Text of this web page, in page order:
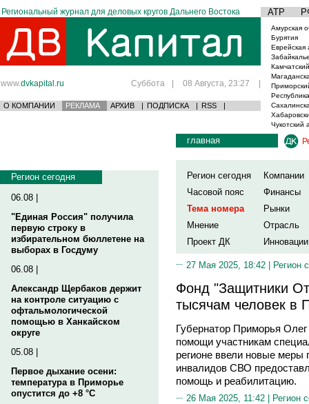
Региональный журнал для деловых кругов Дальнего Востока АТР
www.dvkapital.ru Суббота | 08 Августа, 23:27 |
О КОМПАНИИ РЕКЛАМА АРХИВ | ПОДПИСКА | RSS |
Амурская
Бурятия
Еврейская
Чукотский
Регион сегодня
06.08 |
"Единая Россия" получила
первую строку в
избирательном бюллетене на
выборах в Госдуму
06.08 |
Александр Щербаков держит
на контроле ситуацию с
офтальмологической
помощью в Ханкайском
округе
05.08 |
Первое дыхание осени:
температура в Приморье
опустится до +8 °C
главная
Регион сегодня
Компании
Часовой пояс
Финансы
Тема номера
Рынки
Мнение
Отрасль
Проект ДК
Инновации
27 Мая 2025, 18:42 | Регион
Фонд "Защитники
тысячам человек в
Губернатор Приморья
помощи участникам
регионе ввели новые меры
инвалидов СВО
помощь и реабилитацию.
26 Мая 2025, 11:42 | Регион